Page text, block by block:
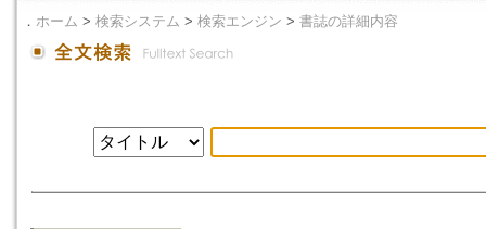
． ホーム > 検索システム > 検索エンジン > 書誌の詳細内容